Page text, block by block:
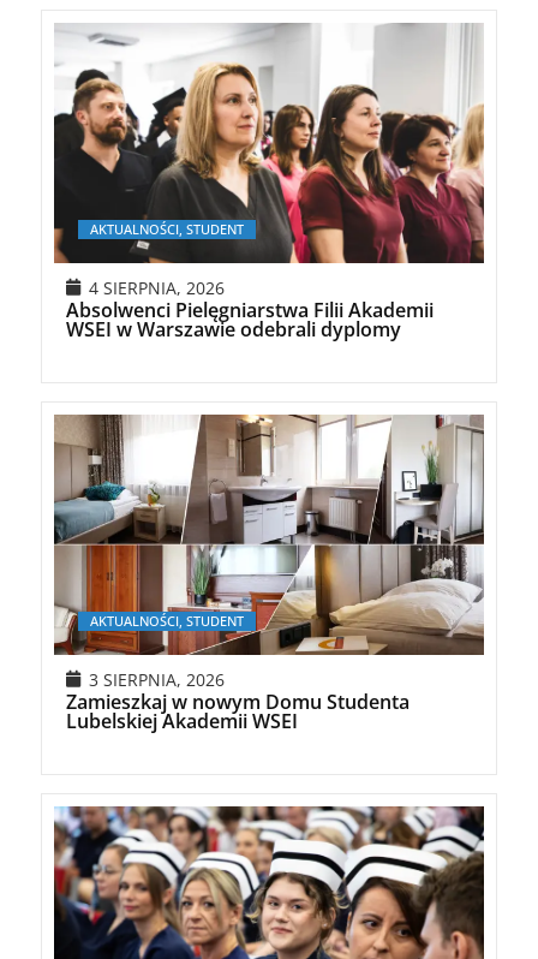
AKTUALNOŚCI, STUDENT
4 SIERPNIA, 2026
Absolwenci Pielęgniarstwa Filii Akademii
WSEI w Warszawie odebrali dyplomy
AKTUALNOŚCI, STUDENT
3 SIERPNIA, 2026
Zamieszkaj w nowym Domu Studenta
Lubelskiej Akademii WSEI